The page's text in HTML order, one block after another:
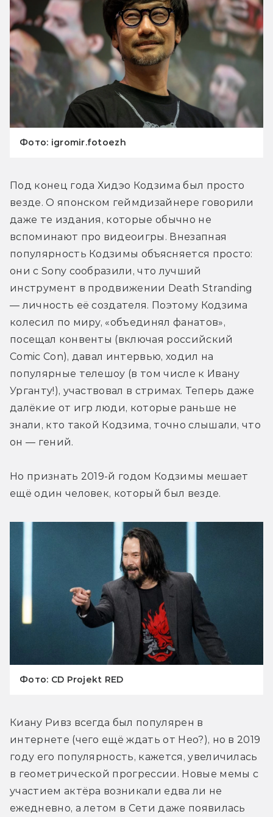
Фото: igromir.fotoezh
Под конец года Хидэо Кодзима был просто
везде. О японском геймдизайнере говорили
даже те издания, которые обычно не
вспоминают про видеоигры. Внезапная
популярность Кодзимы объясняется просто:
они с Sony сообразили, что лучший
инструмент в продвижении Death Stranding
— личность её создателя. Поэтому Кодзима
колесил по миру, «объединял фанатов»,
посещал конвенты (включая российский
Comic Con), давал интервью, ходил на
популярные телешоу (в том числе к Ивану
Урганту!), участвовал в стримах. Теперь даже
далёкие от игр люди, которые раньше не
знали, кто такой Кодзима, точно слышали, что
он — гений.
Но признать 2019-й годом Кодзимы мешает
ещё один человек, который был везде.
Фото: CD Projekt RED
Киану Ривз всегда был популярен в
интернете (чего ещё ждать от Нео?), но в 2019
году его популярность, кажется, увеличилась
в геометрической прогрессии. Новые мемы с
участием актёра возникали едва ли не
ежедневно, а летом в Сети даже появилась